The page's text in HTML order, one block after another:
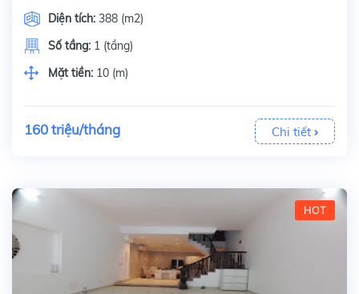
Diện tích: 388 (m2)
Số tầng: 1 (tầng)
Mặt tiền: 10 (m)
160 triệu/tháng Chi tiết
HOT